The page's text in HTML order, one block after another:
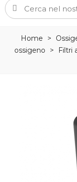
Home >
ossigeno
>
Filtri